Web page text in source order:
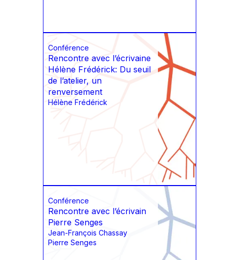
Conférence
Rencontre avec l’écrivaine
Hélène Frédérick: Du seuil
de l’atelier, un
renversement
Hélène Frédérick
Conférence
Rencontre avec l’écrivain
Pierre Senges
Jean-François Chassay
Pierre Senges